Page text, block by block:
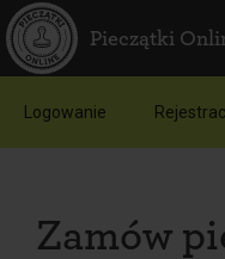
Pieczątki
Logowanie
Zamów